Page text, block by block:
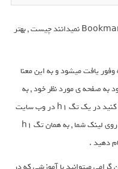
در ابتدا برای دوستانی که Bookmark Anchor Link نمیدانند چیست , بهتر
وفور یافت میشود و به این معنا
به صفحه ی مورد نظر خود , به
نقطه ای مشخص از آن صفحه برود . مثلا فرض کنید در یک تگ h1 در وب سایت
خود دارید که میخواهید کاربر پس از کلیک بر روی لینک شما , به همان تگ h1
دهید .